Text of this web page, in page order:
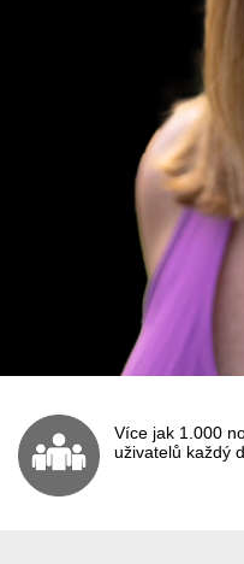
Více jak 1.000
uživatelů každý